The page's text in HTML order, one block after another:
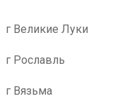
г Великие Луки
г Рославль
г Вязьма